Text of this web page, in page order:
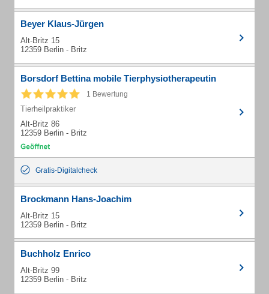
Beyer Klaus-Jürgen
Alt-Britz 15
12359 Berlin - Britz
Borsdorf Bettina mobile Tierphysiotherapeutin
1 Bewertung
Tierheilpraktiker
Alt-Britz 86
12359 Berlin - Britz
Gratis-Digitalcheck
Brockmann Hans-Joachim
Alt-Britz 15
12359 Berlin - Britz
Buchholz Enrico
Alt-Britz 99
12359 Berlin - Britz